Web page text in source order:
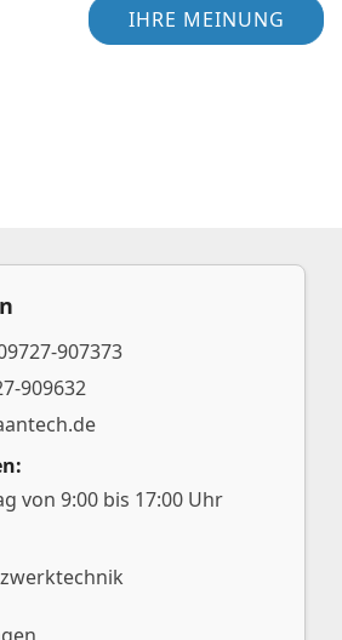
IHRE MEINUNG
907373
909632
von 9:00 bis 17:00 Uhr